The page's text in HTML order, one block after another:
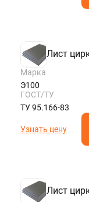
Лист
Марка
Э100
ГОСТ/ТУ
ТУ 95.166-83
Узнать цену
Лист